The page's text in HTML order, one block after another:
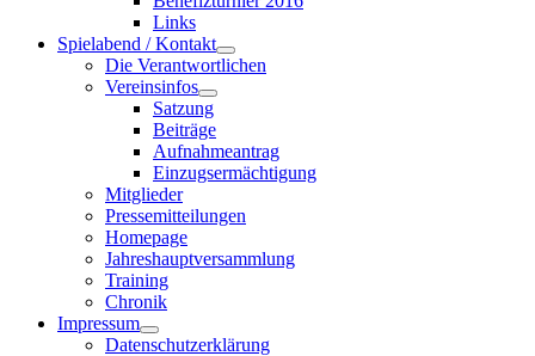
Links
Spielabend / Kontakt
Die Verantwortlichen
Vereinsinfos
Satzung
Beiträge
Aufnahmeantrag
Einzugsermächtigung
Mitglieder
Pressemitteilungen
Homepage
Jahreshauptversammlung
Training
Chronik
Impressum
Datenschutzerklärung